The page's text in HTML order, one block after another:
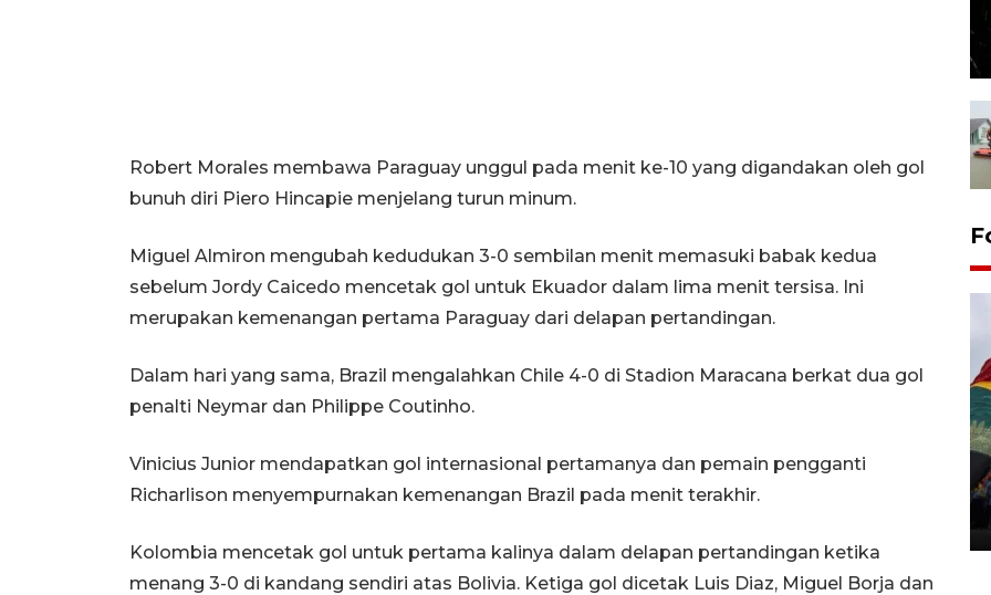
Robert Morales membawa Paraguay unggul pada menit ke-10 yang digandakan oleh gol
bunuh diri Piero Hincapie menjelang turun minum.
Miguel Almiron mengubah kedudukan 3-0 sembilan menit memasuki babak kedua
sebelum Jordy Caicedo mencetak gol untuk Ekuador dalam lima menit tersisa. Ini
merupakan kemenangan pertama Paraguay dari delapan pertandingan.
Dalam hari yang sama, Brazil mengalahkan Chile 4-0 di Stadion Maracana berkat dua gol
penalti Neymar dan Philippe Coutinho.
Vinicius Junior mendapatkan gol internasional pertamanya dan pemain pengganti
Richarlison menyempurnakan kemenangan Brazil pada menit terakhir.
Kolombia mencetak gol untuk pertama kalinya dalam delapan pertandingan ketika
menang 3-0 di kandang sendiri atas Bolivia. Ketiga gol dicetak Luis Diaz, Miguel Borja dan
Penggantian konstruksi jalan
Lintas Sumatera di Sumbar